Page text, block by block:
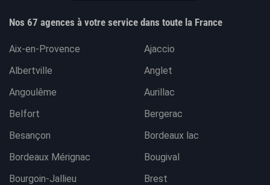
Nos 67 agences à votre service dans toute la France
Aix-en-Provence
Ajaccio
Albertville
Anglet
Angoulême
Aurillac
Belfort
Bergerac
Besançon
Bordeaux lac
Bordeaux Mérignac
Bougival
Bourgoin-Jallieu
Brest